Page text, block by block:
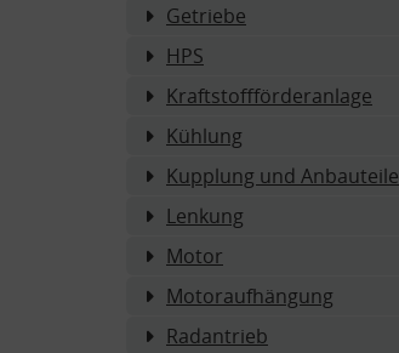
Getriebe
HPS
Kraftstoffförderanlage
Kühlung
Kupplung und Anbauteile
Lenkung
Motor
Motoraufhängung
Radantrieb